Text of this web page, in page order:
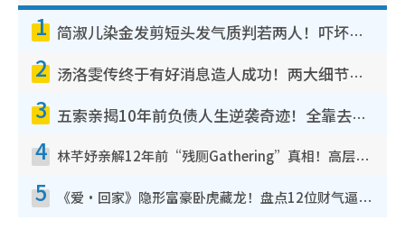
1 简淑儿染金发剪短头发气质判若两人！吓坏老公麦大力都认不出：“你做什么？”
2 汤洛雯传终于有好消息造人成功！两大细节曝孕味极浓引猜测：大肚婆先会咁！
3 五索亲揭10年前负债人生逆袭奇迹！全靠去一地方转运后即遇上马先生
4 林芊妤亲解12年前“残厕Gathering”真相！高层解约一句话重创尊严，至今拒返TVB
5 《爱·回家》隐形富豪卧虎藏龙！盘点12位财气逼人的有钱艺人：这位美女3亿身家不愁做